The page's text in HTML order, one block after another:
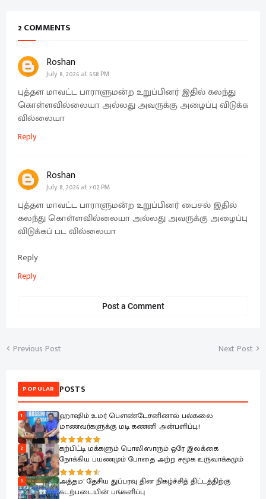
2 COMMENTS
Roshan
July 8, 2026 at 6:58 PM
புத்தள மாவட்ட பாராளுமன்ற உறுப்பினர் இதில் கலந்து
கொள்ளவில்லையா அல்லது அவருக்கு அழைப்பு விடுக்க
வில்லையா
Reply
Roshan
July 8, 2026 at 7:02 PM
புத்தள மாவட்ட பாராளுமன்ற உறுப்பினர் பைசல் இதில்
கலந்து கொள்ளவில்லையா அல்லது அவருக்கு அழைப்பு
விடுக்கப் பட வில்லையா
Reply
Reply
Post a Comment
Previous Post Next Post
POPULAR POSTS
1
ஹாஷிம் உமர் பௌண்டேசனினால் பல்கலை
மாணவர்களுக்கு மடி கணனி அன்பளிப்பு.!
2
கற்பிட்டி மக்களும் பொலிஸாரும் ஒரே இலக்கை
நோக்கிய பயணமும் போதை அற்ற சமூக உருவாக்கமும்
3
அத்தம’ தேசிய துப்பரவு தின நிகழ்ச்சித் திட்டத்திற்கு
கடற்படையின் பங்களிப்பு